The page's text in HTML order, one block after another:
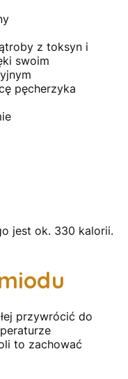
z toksyn i
swoim
pęcherzyka
jest ok. 330 kalorii.
przywrócić do
to zachować